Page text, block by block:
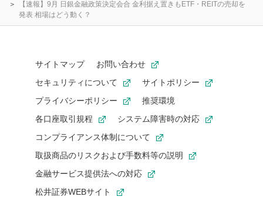
【速報】9月 日銀金融政策決定会合 金利据え置きもETF・REITの売却を
発表 相場はどう動く？
サイトマップ
お問い合わせ
セキュリティについて
サイトポリシー
プライバシーポリシー
推奨環境
各口座取引規程
システム障害時の対応
コンプライアンス体制について
取扱商品のリスクおよび手数料等の説明
金融サービス提供法への対応
松井証券WEBサイト